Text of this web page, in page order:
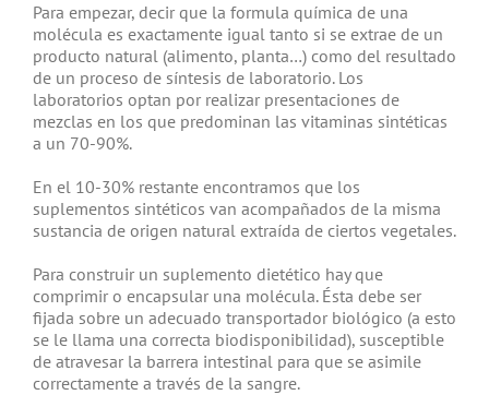
Para empezar, decir que la formula química de una
molécula es exactamente igual tanto si se extrae de un
producto natural (alimento, planta…) como del resultado
de un proceso de síntesis de laboratorio. Los
laboratorios optan por realizar presentaciones de
mezclas en los que predominan las vitaminas sintéticas
a un 70-90%.
En el 10-30% restante encontramos que los
suplementos sintéticos van acompañados de la misma
sustancia de origen natural extraída de ciertos vegetales.
Para construir un suplemento dietético hay que
comprimir o encapsular una molécula. Ésta debe ser
fijada sobre un adecuado transportador biológico (a esto
se le llama una correcta biodisponibilidad), susceptible
de atravesar la barrera intestinal para que se asimile
correctamente a través de la sangre.